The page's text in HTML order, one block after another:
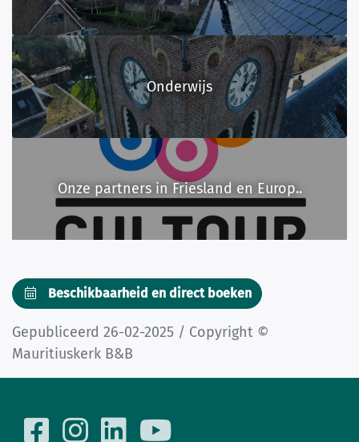
Onze partners in Friesland en Europ..
Onderwijs
Beschikbaarheid en direct boeken
Gepubliceerd 26-02-2025 / Copyright ©
Mauritiuskerk B&B